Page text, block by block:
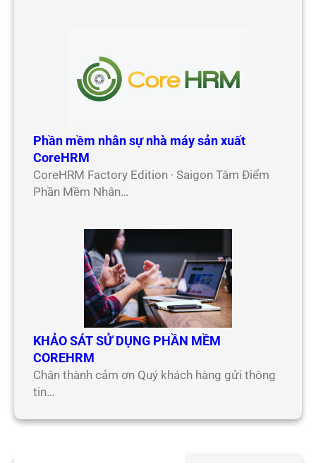
Phần mềm nhân sự nhà máy sản xuất
CoreHRM
CoreHRM Factory Edition · Saigon Tâm Điểm
Phần Mềm Nhân…
KHẢO SÁT SỬ DỤNG PHẦN MỀM
COREHRM
Chân thành cảm ơn Quý khách hàng gửi thông
tin…